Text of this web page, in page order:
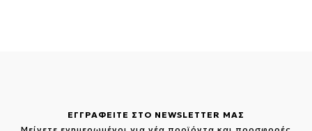
ΕΓΓΡΑΦΕΙΤΕ ΣΤΟ NEWSLETTER ΜΑΣ